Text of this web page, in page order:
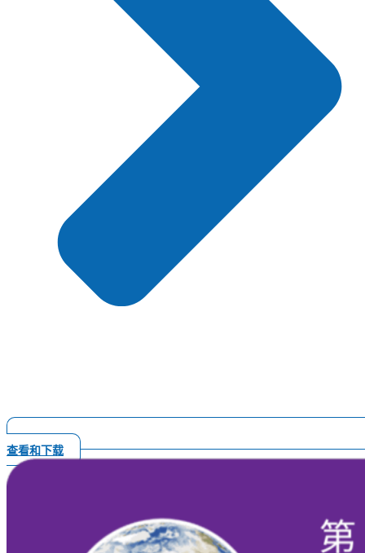
查看和下载